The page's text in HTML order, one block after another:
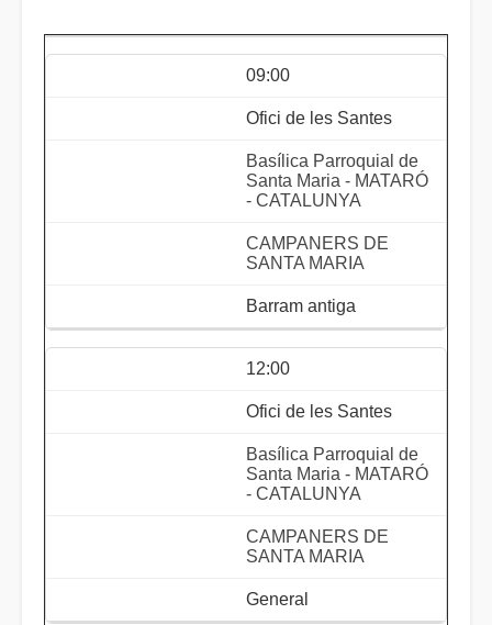
09:00
Ofici de les Santes
Basílica Parroquial de
Santa Maria - MATARÓ
- CATALUNYA
CAMPANERS DE
SANTA MARIA
Barram antiga
12:00
Ofici de les Santes
Basílica Parroquial de
Santa Maria - MATARÓ
- CATALUNYA
CAMPANERS DE
SANTA MARIA
General